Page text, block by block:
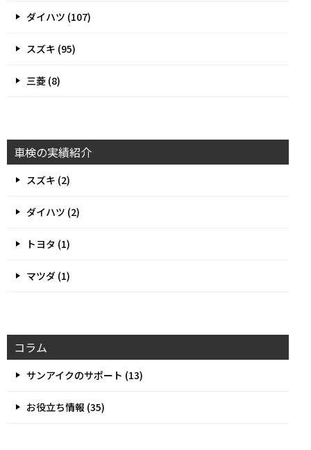
ダイハツ (107)
スズキ (95)
三菱 (8)
車検の実績紹介
スズキ (2)
ダイハツ (2)
トヨタ (1)
マツダ (1)
コラム
サンアイクのサポート (13)
お役立ち情報 (35)